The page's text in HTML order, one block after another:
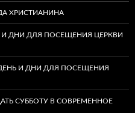
ХРИСТИАНИНА
ДНИ ДЛЯ ПОСЕЩЕНИЯ ЦЕРКВИ
И ДНИ ДЛЯ ПОСЕЩЕНИЯ
СУББОТУ В СОВРЕМЕННОЕ